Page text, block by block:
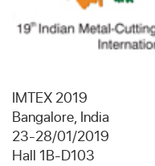
IMTEX 2019
Bangalore, India
23-28/01/2019
Hall 1B-D103